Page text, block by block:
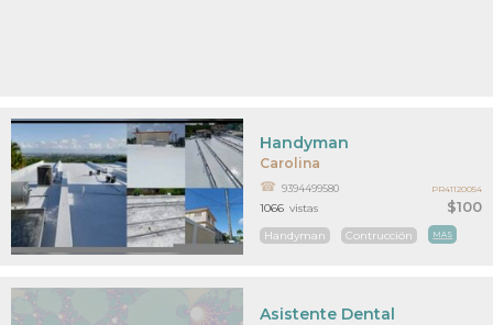
Carolina
$100
Handyman
9394499580
Handyman Contrucción MAS
1066 vistas
PR41120054
Asistente Dental